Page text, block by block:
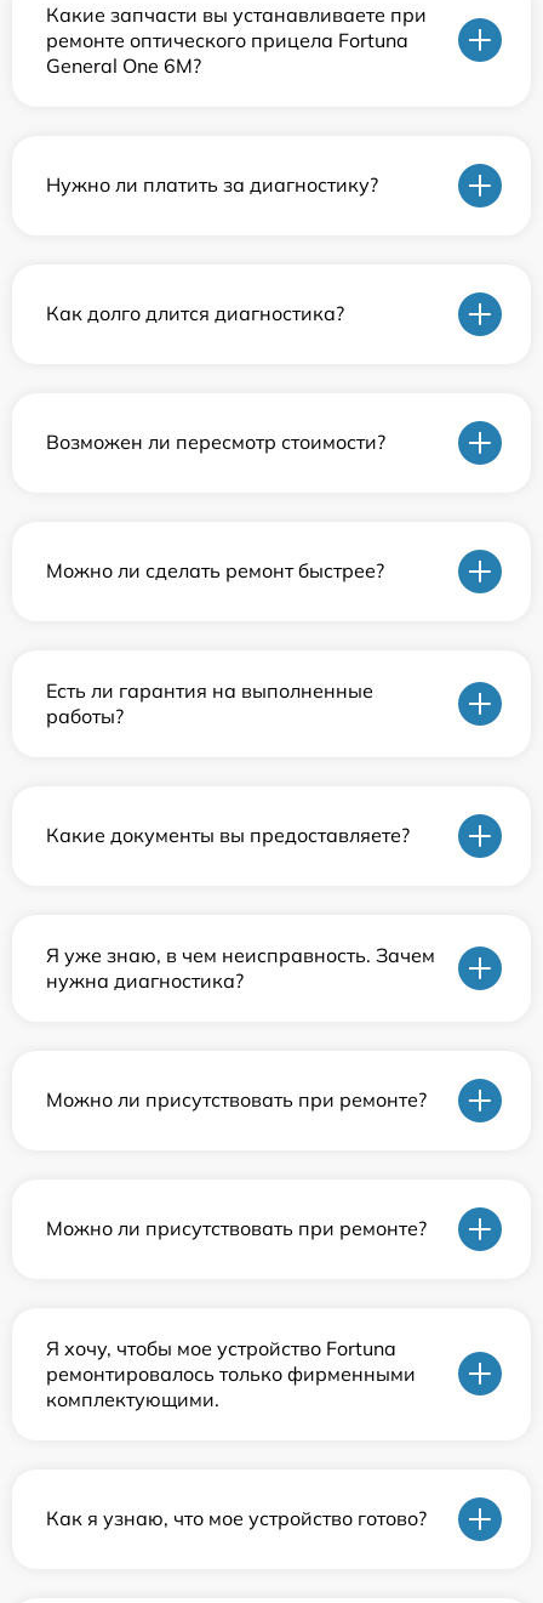
Какие запчасти вы устанавливаете при
ремонте оптического прицела Fortuna
General One 6M?
Нужно ли платить за диагностику?
Как долго длится диагностика?
Возможен ли пересмотр стоимости?
Можно ли сделать ремонт быстрее?
Есть ли гарантия на выполненные
работы?
Какие документы вы предоставляете?
Я уже знаю, в чем неисправность. Зачем
нужна диагностика?
Можно ли присутствовать при ремонте?
Можно ли присутствовать при ремонте?
Я хочу, чтобы мое устройство Fortuna
ремонтировалось только фирменными
комплектующими.
Как я узнаю, что мое устройство готово?